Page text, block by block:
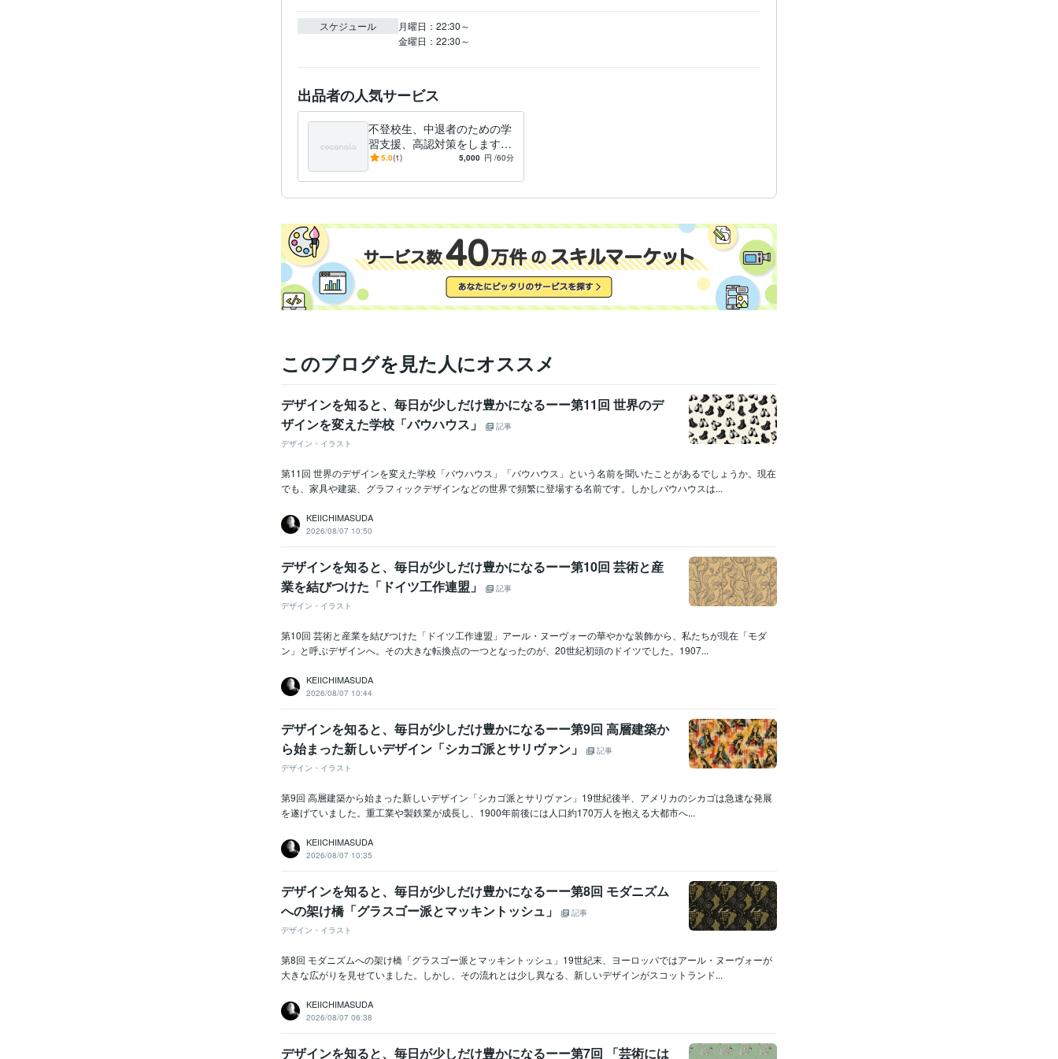
スケジュール
月曜日：22:30～
金曜日：22:30～
出品者の人気サービス
不登校生、中退者のための学
習支援、高認対策をします
小・中不登校生への学習支
5.0(1) 5,000 円 /60分
このブログを見た人にオススメ
デザインを知ると、毎日が少しだけ豊かになるーー第11回 世界のデ
ザインを変えた学校「バウハウス」
記事
デザイン・イラスト
第11回 世界のデザインを変えた学校「バウハウス」「バウハウス」という名前を聞いたことがあるでしょうか。現在
でも、家具や建築、グラフィックデザインなどの世界で頻繁に登場する名前です。しかしバウハウスは...
KEIICHIMASUDA
2026/08/07 10:50
デザインを知ると、毎日が少しだけ豊かになるーー第10回 芸術と産
業を結びつけた「ドイツ工作連盟」
記事
デザイン・イラスト
第10回 芸術と産業を結びつけた「ドイツ工作連盟」アール・ヌーヴォーの華やかな装飾から、私たちが現在「モダ
ン」と呼ぶデザインへ。その大きな転換点の一つとなったのが、20世紀初頭のドイツでした。1907...
KEIICHIMASUDA
2026/08/07 10:44
デザインを知ると、毎日が少しだけ豊かになるーー第9回 高層建築か
ら始まった新しいデザイン「シカゴ派とサリヴァン」
記事
デザイン・イラスト
第9回 高層建築から始まった新しいデザイン「シカゴ派とサリヴァン」19世紀後半、アメリカのシカゴは急速な発展
を遂げていました。重工業や製鉄業が成長し、1900年前後には人口約170万人を抱える大都市へ...
KEIICHIMASUDA
2026/08/07 10:35
デザインを知ると、毎日が少しだけ豊かになるーー第8回 モダニズム
への架け橋「グラスゴー派とマッキントッシュ」
記事
デザイン・イラスト
第8回 モダニズムへの架け橋「グラスゴー派とマッキントッシュ」19世紀末、ヨーロッパではアール・ヌーヴォーが
大きな広がりを見せていました。しかし、その流れとは少し異なる、新しいデザインがスコットランド...
KEIICHIMASUDA
2026/08/07 06:38
デザインを知ると、毎日が少しだけ豊かになるーー第7回 「芸術には